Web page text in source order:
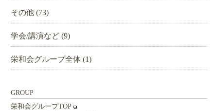
その他 (73)
学会/講演など (9)
栄和会グループ全体 (1)
GROUP
栄和会グループTOP